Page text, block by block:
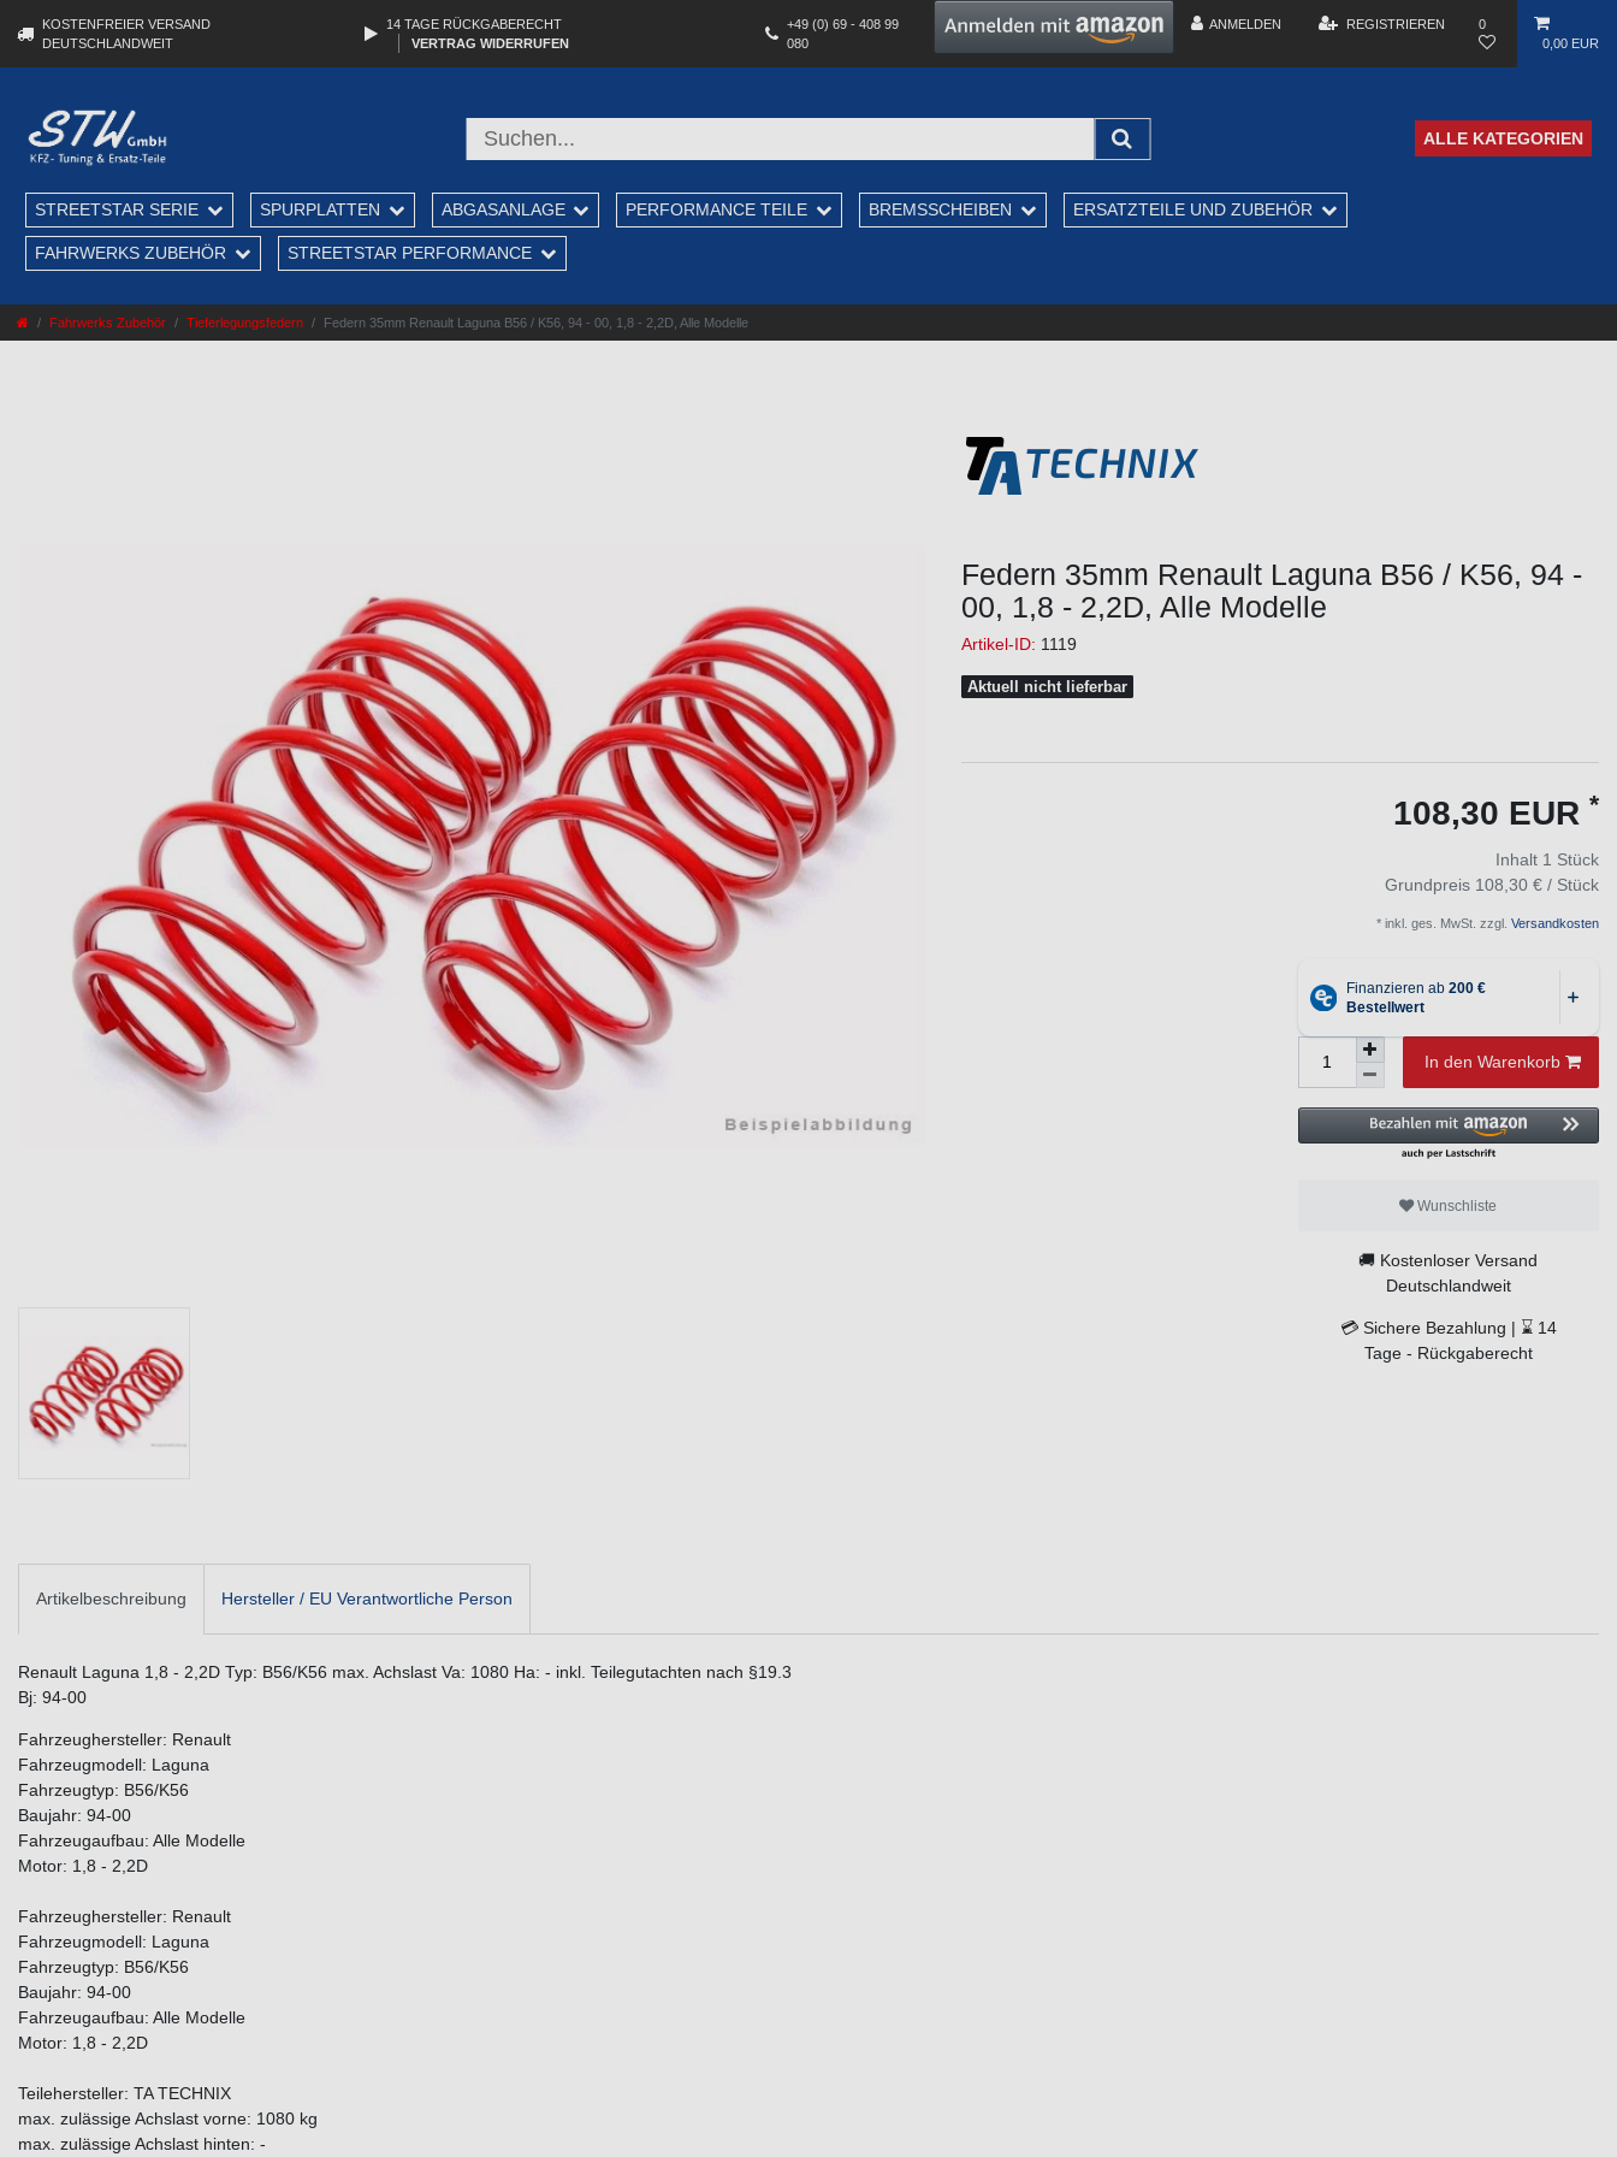
KOSTENFREIER VERSAND
DEUTSCHLANDWEIT
14 TAGE RÜCKGABERECHT
VERTRAG WIDERRUFEN
+49 (0) 69 - 408 99
080
ANMELDEN REGISTRIEREN
0
0,00 EUR
ALLE KATEGORIEN
STREETSTAR SERIE SPURPLATTEN ABGASANLAGE PERFORMANCE TEILE BREMSSCHEIBEN ERSATZTEILE UND ZUBEHÖR
FAHRWERKS ZUBEHÖR STREETSTAR PERFORMANCE
Fahrwerks Zubehör Tieferlegungsfedern Federn 35mm Renault Laguna B56 / K56, 94 - 00, 1,8 - 2,2D, Alle Modelle
Federn 35mm Renault Laguna B56 / K56, 94 -
00, 1,8 - 2,2D, Alle Modelle
Artikel-ID: 1119
Aktuell nicht lieferbar
108,30 EUR *
Inhalt 1 Stück
Grundpreis 108,30 € / Stück
* inkl. ges. MwSt. zzgl. Versandkosten
In den Warenkorb
Wunschliste
🚚 Kostenloser Versand
Deutschlandweit
💳 Sichere Bezahlung | ⌛ 14
Tage - Rückgaberecht
Artikelbeschreibung Hersteller / EU Verantwortliche Person
Renault Laguna 1,8 - 2,2D Typ: B56/K56 max. Achslast Va: 1080 Ha: - inkl. Teilegutachten nach §19.3
Bj: 94-00
Fahrzeughersteller: Renault
Fahrzeugmodell: Laguna
Fahrzeugtyp: B56/K56
Baujahr: 94-00
Fahrzeugaufbau: Alle Modelle
Motor: 1,8 - 2,2D
Fahrzeughersteller: Renault
Fahrzeugmodell: Laguna
Fahrzeugtyp: B56/K56
Baujahr: 94-00
Fahrzeugaufbau: Alle Modelle
Motor: 1,8 - 2,2D
Teilehersteller: TA TECHNIX
max. zulässige Achslast vorne: 1080 kg
max. zulässige Achslast hinten: -